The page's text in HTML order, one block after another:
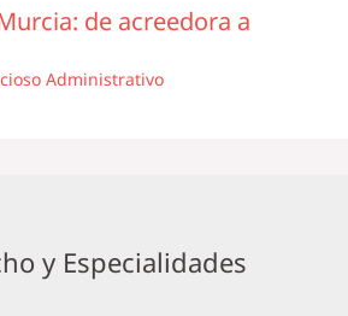
de acreedora a
Administrativo
y Especialidades